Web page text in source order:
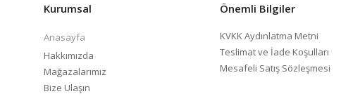
Kurumsal
Anasayfa
Hakkımızda
Mağazalarımız
Bize Ulaşın
Önemli Bilgiler
KVKK Aydınlatma Metni
Teslimat ve İade Koşulları
Mesafeli Satış Sözleşmesi